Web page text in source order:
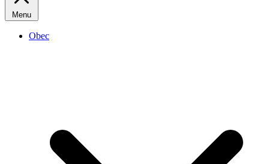
Menu
Obec